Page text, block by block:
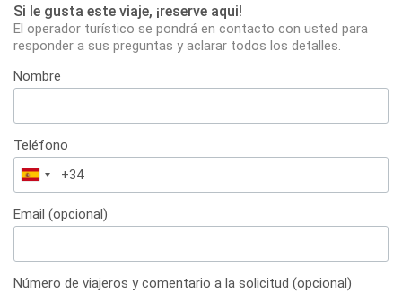
Si le gusta este viaje, ¡reserve aqui!
El operador turístico se pondrá en contacto con usted para
responder a sus preguntas y aclarar todos los detalles.
Nombre
Teléfono
España
+34
Email (opcional)
Número de viajeros y comentario a la solicitud (opcional)